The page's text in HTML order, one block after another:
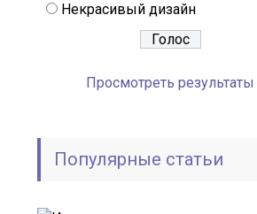
Некрасивый дизайн
Просмотреть результаты
Популярные статьи